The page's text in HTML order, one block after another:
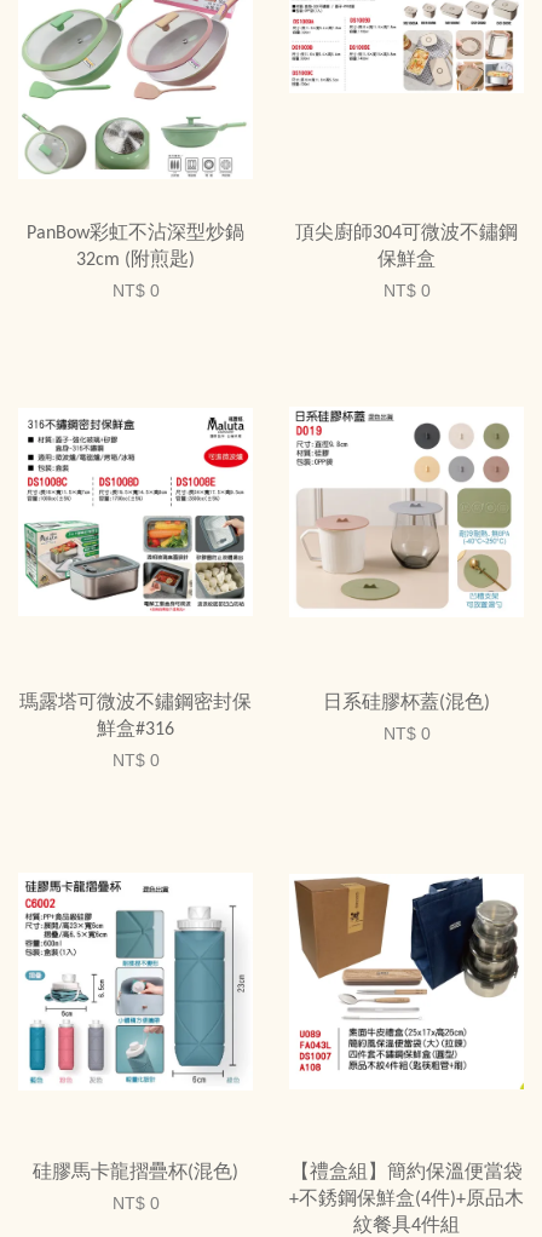
PanBow彩虹不沾深型炒鍋
32cm (附煎匙)
NT$ 0
頂尖廚師304可微波不鏽鋼
保鮮盒
NT$ 0
瑪露塔可微波不鏽鋼密封保
鮮盒#316
NT$ 0
日系硅膠杯蓋(混色)
NT$ 0
硅膠馬卡龍摺疊杯(混色)
NT$ 0
【禮盒組】簡約保溫便當袋
+不銹鋼保鮮盒(4件)+原品木
紋餐具4件組